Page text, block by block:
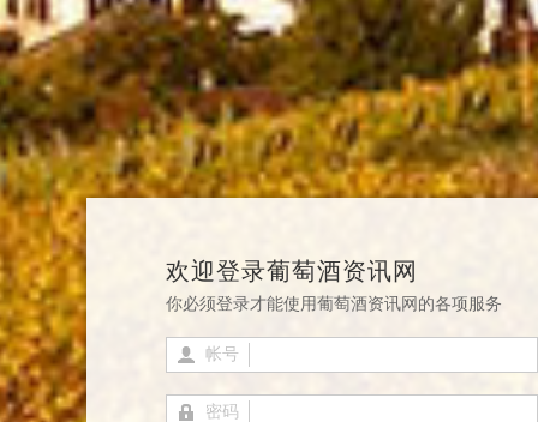
欢迎登录葡萄酒资讯网
你必须登录才能使用葡萄酒资讯网的各项服务
帐号
密码